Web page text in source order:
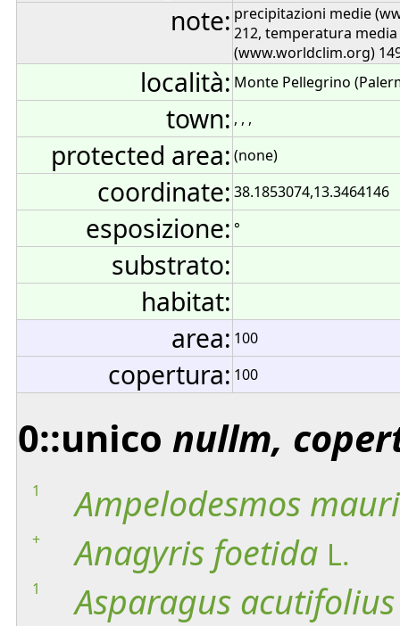
note: precipitazioni medie
212, temperatura
(www.worldclim.org)
località: Monte Pellegrino
town: , , ,
protected area: (none)
coordinate: 38.1853074,13.3464146
esposizione: °
substrato:
habitat:
area: 100
copertura: 100
0::unico nullm,
1 Ampelodesmos
+ Anagyris foetida L.
1 Asparagus acutifolius